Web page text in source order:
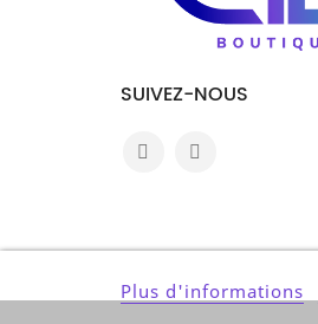
SUIVEZ-NOUS
Plus d'informations